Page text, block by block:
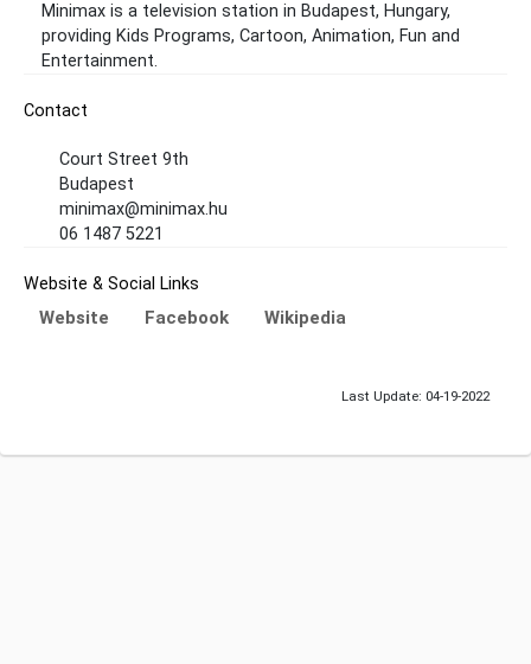
Minimax is a television station in Budapest, Hungary,
providing Kids Programs, Cartoon, Animation, Fun and
Entertainment.
Contact
Court Street 9th
Budapest
minimax@minimax.hu
06 1487 5221
Website & Social Links
Website Facebook Wikipedia
Last Update: 04-19-2022